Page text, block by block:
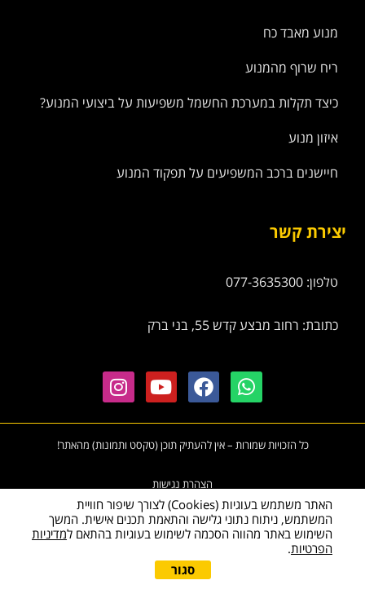
מנוע מאבד כח
ריח שרוף מהמנוע
כיצד תקלות במערכת החשמל משפיעות על ביצועי המנוע?
איזון מנוע
חיישנים ברכב המשפיעים על תפקוד המנוע
יצירת קשר
טלפון: 077-3635300
כתובת: רחוב מבצע קדש 55, בני ברק
כל הזכויות שמורות – אין להעתיק תוכן (טקסט ותמונות) מהאתר!
הצהרת נגישות
האתר משתמש בעוגיות (Cookies) לצורך שיפור חוויית
המשתמש, ניתוח נתוני גלישה והתאמת תכנים אישית. המשך
השימוש באתר מהווה הסכמה לשימוש בעוגיות בהתאם למדיניות
הפרטיות.
סגור